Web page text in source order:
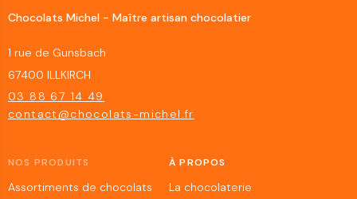
Chocolats Michel - Maître artisan chocolatier
1 rue de Gunsbach
67400 ILLKIRCH
03 88 67 14 49
contact@chocolats-michel.fr
NOS PRODUITS
Assortiments de chocolats
À PROPOS
La chocolaterie